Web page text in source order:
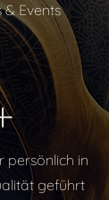
Events
persönlich in
geführt